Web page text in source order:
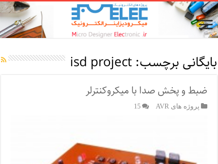
بایگانی برچسب:isd project
ضبط و پخش صدا با میکروکنترلر
پروژه های AVR 15